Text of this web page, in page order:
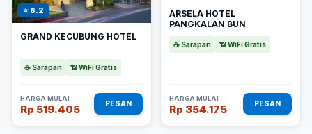
⭐ 8.2
GRAND KECUBUNG HOTEL
☕ Sarapan 📶 WiFi Gratis
HARGA MULAI
Rp 519.405 PESAN
ARSELA HOTEL
PANGKALAN BUN
☕ Sarapan 📶 WiFi Gratis
HARGA MULAI
Rp 354.175 PESAN